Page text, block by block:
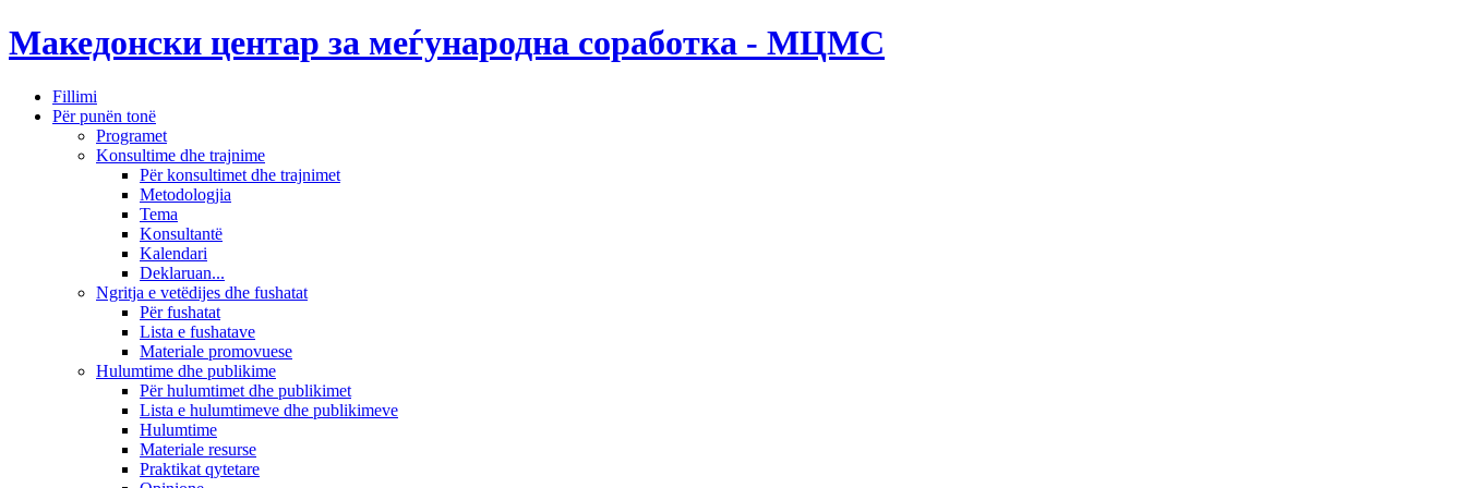
Македонски центар за меѓународна соработка - МЦМС
Fillimi
Për punën tonë
Programet
Konsultime dhe trajnime
Për konsultimet dhe trajnimet
Metodologjia
Tema
Konsultantë
Kalendari
Deklaruan...
Ngritja e vetëdijes dhe fushatat
Për fushatat
Lista e fushatave
Materiale promovuese
Hulumtime dhe publikime
Për hulumtimet dhe publikimet
Lista e hulumtimeve dhe publikimeve
Hulumtime
Materiale resurse
Praktikat qytetare